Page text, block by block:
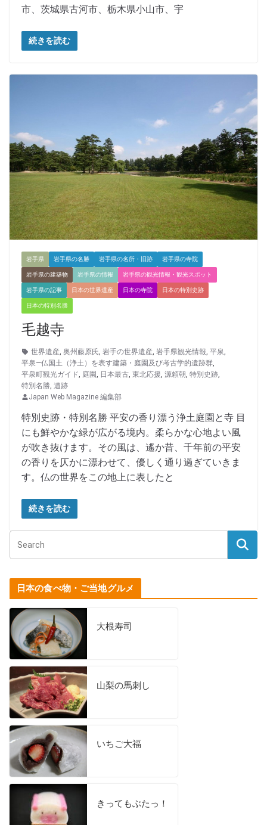
市、茨城県古河市、栃木県小山市、宇
続きを読む
岩手県 岩手県の名勝 岩手県の名所・旧跡 岩手県の寺院
岩手県の建築物 岩手県の情報 岩手県の観光情報・観光スポット
岩手県の記事 日本の世界遺産 日本の寺院 日本の特別史跡
日本の特別名勝
毛越寺
世界遺産 奥州藤原氏 岩手の世界遺産 岩手県観光情報 平泉
平泉―仏国土（浄土）を表す建築・庭園及び考古学的遺跡群
平泉町観光ガイド 庭園 日本最古 東北応援 源頼朝 特別史跡
特別名勝 遺跡
Japan Web Magazine 編集部
特別史跡・特別名勝 平安の香り漂う浄土庭園と寺 目
にも鮮やかな緑が広がる境内。柔らかな心地よい風
が吹き抜けます。その風は、遙か昔、千年前の平安
の香りを仄かに漂わせて、優しく通り過ぎていきま
す。仏の世界をこの地上に表したと
続きを読む
日本の食べ物・ご当地グルメ
大根寿司
山梨の馬刺し
いちご大福
きってもぶたっ！